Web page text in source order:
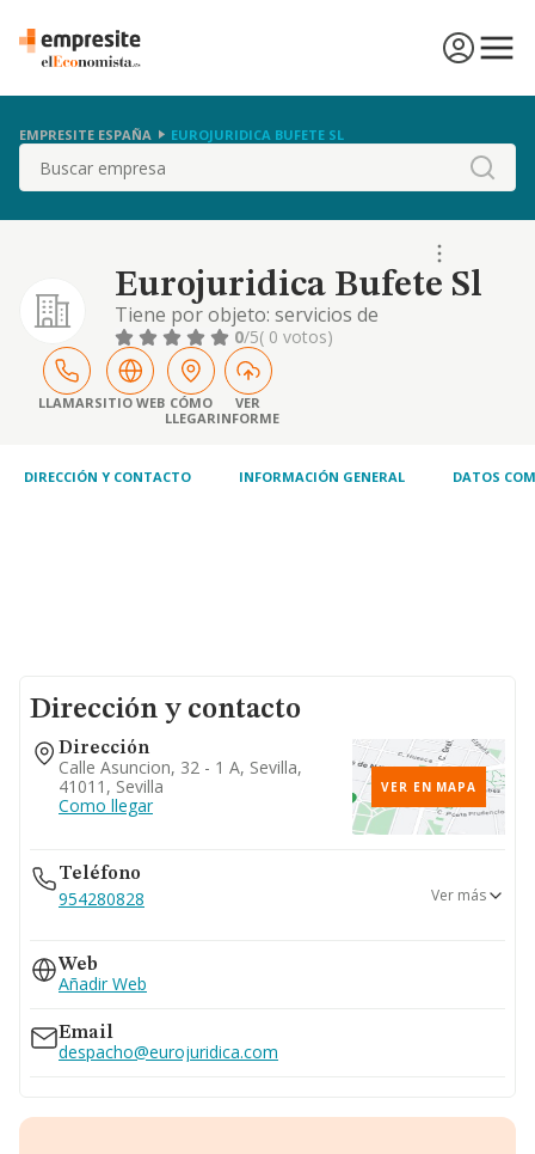
EMPRESITE ESPAÑA EUROJURIDICA BUFETE SL
Buscar
Eurojuridica Bufete Sl
Tiene por objeto: servicios de
asesoramiento y gestion juridicos, fiscales,
contables, tanto a persona fisicas como
juridicas, entes publicos y privados. la
adquisicion, gestion, explotacion y
enajenacion de toda clase d
0/5( 0 votos)
LLAMARSITIO WEB CÓMO
LLEGAR
VER
INFORME
DIRECCIÓN Y CONTACTO INFORMACIÓN GENERAL DATOS
Dirección y contacto
Dirección
Calle Asuncion, 32 - 1 A, Sevilla,
41011, Sevilla
Como llegar
VER EN MAPA
Teléfono
954280828
954459110
Ver más
Web
Añadir Web
Email
despacho@eurojuridica.com